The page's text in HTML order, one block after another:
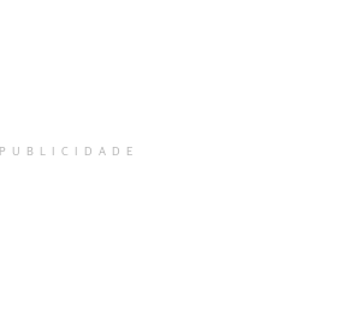
PUBLICIDADE